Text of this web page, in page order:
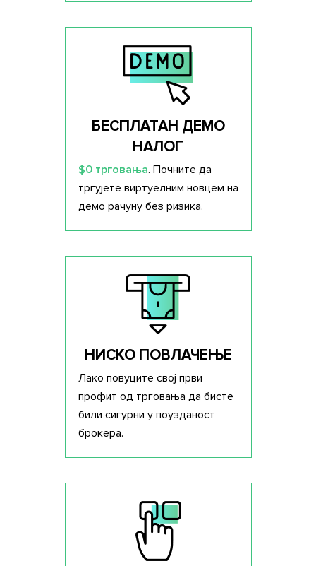
БЕСПЛАТАН ДЕМО
НАЛОГ
$0 трговања. Почните да
тргујете виртуелним новцем на
демо рачуну без ризика.
НИСКО ПОВЛАЧЕЊЕ
Лако повуците свој први
профит од трговања да бисте
били сигурни у поузданост
брокера.